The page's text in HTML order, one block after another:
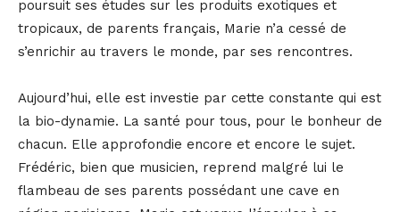
poursuit ses études sur les produits exotiques et
tropicaux, de parents français, Marie n’a cessé de
s’enrichir au travers le monde, par ses rencontres.
Aujourd’hui, elle est investie par cette constante qui est
la bio-dynamie. La santé pour tous, pour le bonheur de
chacun. Elle approfondie encore et encore le sujet.
Frédéric, bien que musicien, reprend malgré lui le
flambeau de ses parents possédant une cave en